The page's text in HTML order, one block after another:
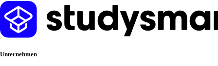
Unternehmen